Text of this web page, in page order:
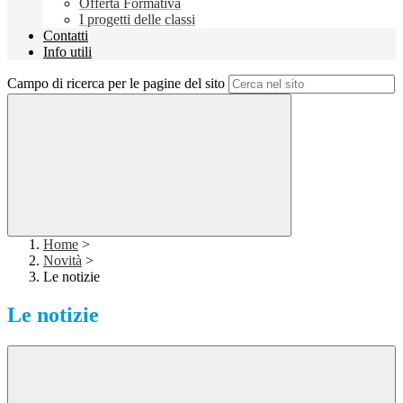
Offerta Formativa
I progetti delle classi
Contatti
Info utili
Campo di ricerca per le pagine del sito
Home >
Novità >
Le notizie
Le notizie